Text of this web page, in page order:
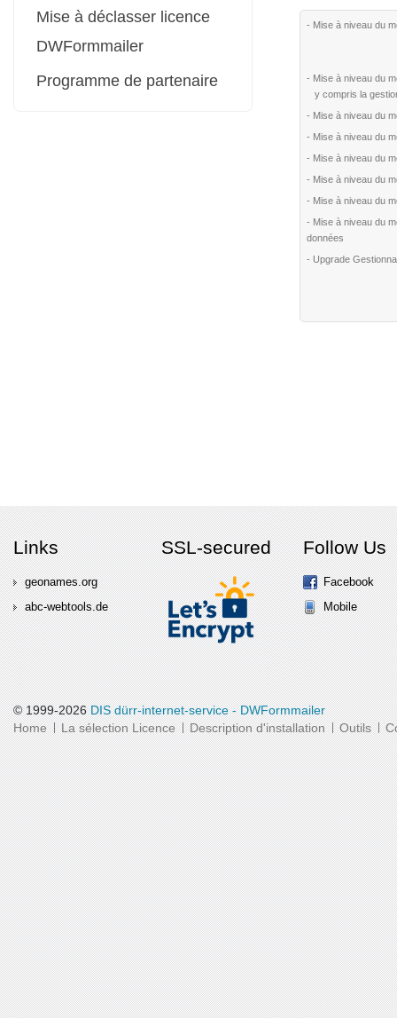
Mise à déclasser licence
DWFormmailer
Programme de partenaire
- Mise à niveau du
- Mise à niveau du
y compris la
- Mise à niveau du
- Mise à niveau du
- Mise à niveau du
- Mise à niveau du
- Mise à niveau du
- Mise à niveau du
données
- Upgrade
Links
geonames.org
abc-webtools.de
SSL-secured Follow Us
Facebook
Mobile
© 1999-2026DIS dürr-internet-service - DWFormmailer
Home
La sélection Licence Description d'installation Outils